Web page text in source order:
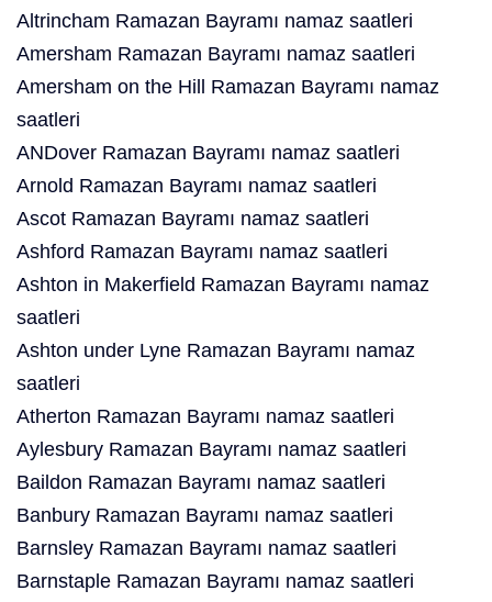
Altrincham Ramazan Bayramı namaz saatleri
Amersham Ramazan Bayramı namaz saatleri
Amersham on the Hill Ramazan Bayramı namaz
saatleri
ANDover Ramazan Bayramı namaz saatleri
Arnold Ramazan Bayramı namaz saatleri
Ascot Ramazan Bayramı namaz saatleri
Ashford Ramazan Bayramı namaz saatleri
Ashton in Makerfield Ramazan Bayramı namaz
saatleri
Ashton under Lyne Ramazan Bayramı namaz
saatleri
Atherton Ramazan Bayramı namaz saatleri
Aylesbury Ramazan Bayramı namaz saatleri
Baildon Ramazan Bayramı namaz saatleri
Banbury Ramazan Bayramı namaz saatleri
Barnsley Ramazan Bayramı namaz saatleri
Barnstaple Ramazan Bayramı namaz saatleri